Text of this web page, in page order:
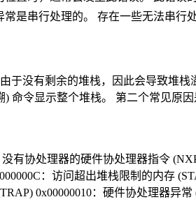
是串行处理的。 存在一些无法串行
没有剩余的堆栈，因此会导致堆
命令显示整个堆栈。 第二个常见原因
有协处理器的硬件协处理器指令
：访问超出堆栈限制的内存
0x00000010：硬件协处理器异